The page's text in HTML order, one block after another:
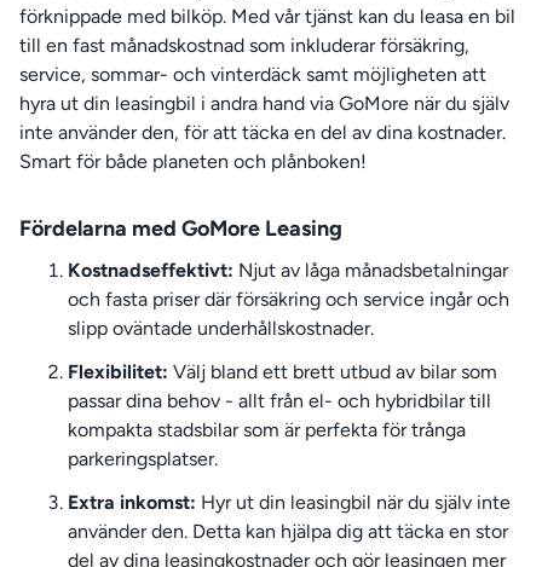
förknippade med bilköp. Med vår tjänst kan du leasa en bil
till en fast månadskostnad som inkluderar försäkring,
service, sommar- och vinterdäck samt möjligheten att
hyra ut din leasingbil i andra hand via GoMore när du själv
inte använder den, för att täcka en del av dina kostnader.
Smart för både planeten och plånboken!
Fördelarna med GoMore Leasing
Kostnadseffektivt: Njut av låga månadsbetalningar
och fasta priser där försäkring och service ingår och
slipp oväntade underhållskostnader.
Flexibilitet: Välj bland ett brett utbud av bilar som
passar dina behov - allt från el- och hybridbilar till
kompakta stadsbilar som är perfekta för trånga
parkeringsplatser.
Extra inkomst: Hyr ut din leasingbil när du själv inte
använder den. Detta kan hjälpa dig att täcka en stor
del av dina leasingkostnader och gör leasingen mer